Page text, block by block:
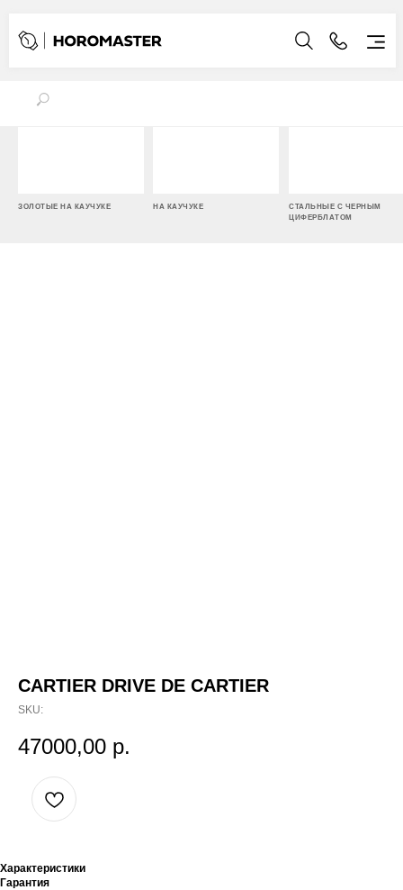
ЗОЛОТЫЕ НА КАУЧУКЕ НА КАУЧУКЕ
СТАЛЬНЫЕ С ЧЕРНЫМ
ЦИФЕРБЛАТОМ
CARTIER DRIVE DE CARTIER
SKU:
47000,00 р.
Характеристики
Гарантия